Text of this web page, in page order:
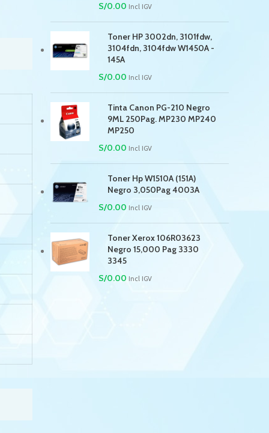
S/0.00 Incl IGV
Toner HP 3002dn, 3101fdw,
3104fdn, 3104fdw W1450A -
145A
S/0.00 Incl IGV
Tinta Canon PG-210 Negro
9ML 250Pag. MP230 MP240
MP250
S/0.00 Incl IGV
Toner Hp W1510A (151A)
Negro 3,050Pag 4003A
S/0.00 Incl IGV
Toner Xerox 106R03623
Negro 15,000 Pag 3330
3345
S/0.00 Incl IGV